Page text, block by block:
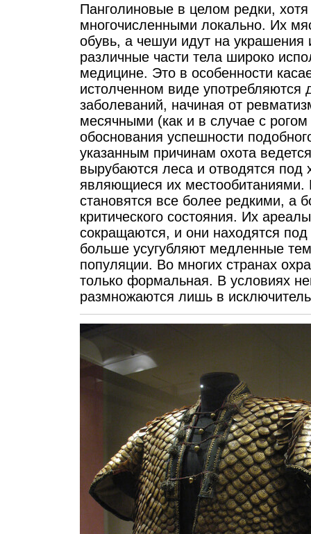
Панголиновые в целом редки,
многочисленными локально. Их
обувь, а чешуи идут на украшения
различные части тела широко
медицине. Это в особенности
истолченном виде
заболеваний, начиная от
месячными (как и в случае с
обоснования успешности
указанным причинам охота
вырубаются леса и отводятся
являющиеся их местообитаниями.
становятся все более редкими, а
критического состояния. Их
сокращаются, и они находятся
больше усугубляют медленные
популяции. Во многих странах
только формальная. В условиях
размножаются лишь в